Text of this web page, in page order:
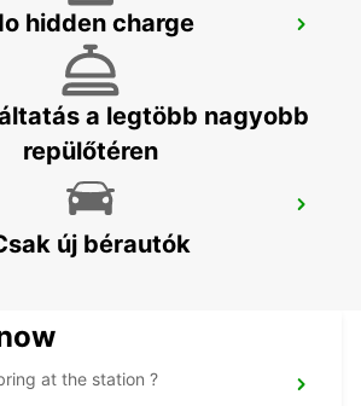
- ICELAND
hidden charge
a legtöbb nagyobb
repülőtéren
új bérautók
at the station ?